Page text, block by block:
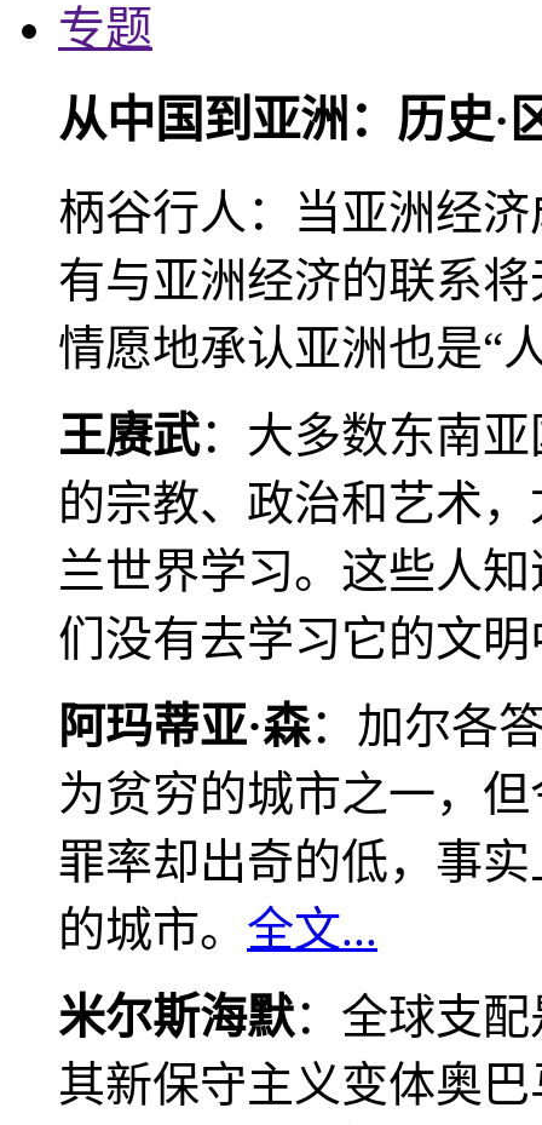
专题
从中国到亚洲：历史·
柄谷行人：当亚洲经
有与亚洲经济的联系
情愿地承认亚洲也是“
王赓武：大多数东南
的宗教、政治和艺术
兰世界学习。这些人
们没有去学习它的文
阿玛蒂亚·森：加尔各
为贫穷的城市之一，
罪率却出奇的低，事
的城市。 全文...
米尔斯海默：全球支
其新保守主义变体奥